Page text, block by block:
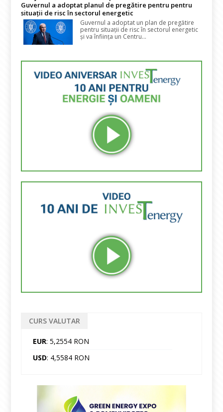
Guvernul a adoptat planul de pregătire pentru pentru
situații de risc în sectorul energetic
Guvernul a adoptat un plan de pregătire
pentru situații de risc în sectorul energetic
și va înființa un Centru...
CURS VALUTAR
EUR: 5,2554 RON
USD: 4,5584 RON